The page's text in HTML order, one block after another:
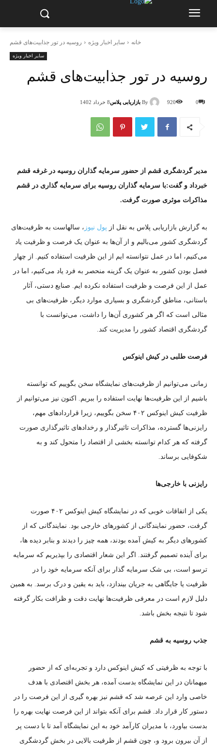
خانه سایر اخبار ویژه روسیه در تور جذابیت‌های قشم
سایر اخبار ویژه
روسیه در تور جذابیت‌های قشم
By بازاریابی پلاس8 خرداد 1402 0
920
مدیر گردشگری قشم از حضور سرمایه گذاران روسیه در غرفه قشم
خبرداد و گفت:با سرمایه گذاران روسیه برای سرمایه گذاری در قشم
مذاکرات موثری صورت گرفت.
به گزارش بازاریابی پلاس به نقل از پول نیوز ، سالهاست به ظرفیت‌های
گردشگری کشور می‌بالیم و از آن‌ها به عنوان یک فرصت و ظرفیت یاد
می‌کنیم، اما در عمل نتوانسته ایم از این ظرفیت استفاده کنیم. از چهار
فصل بودن کشور به عنوان یک گزینه منحصر به فرد یاد می‌کنیم، اما در
عمل از این فرصت و ظرفیت استفاده نکرده ایم. صنایع دستی، آثار
باستانی، مناطق گردشگری و بسیاری موارد دیگر، ظرفیت‌های بی
مثالی است که اگر هر کشوری آن‌ها را داشت، می‌توانست با
گردشگری اقتصاد کشور را مدیریت کند.
فرصت طلبی در کیش اینوکس
زمانی می‌توانیم از ظرفیت‌های نمایشگاه سخن بگوییم که توانسته
باشیم از این ظرفیت‌ها نهایت استفاده را ببریم. اکنون نیز می‌توانیم از
ظرفیت کیش اینوکس ۴۰۲ سخن بگوییم، زیرا قرارداد‌های مهم،
رایزنی‌ها گسترده، مذاکرات تاثیرگذار و رخداد‌های تاثیرگذاری صورت
گرفته که هر کدام توانسته بخشی از اقتصاد را متحول کند و به
شکوفایی برساند.
رایزنی با خارجی‌ها
یکی از اتفاقات خوبی که در نمایشگاه کیش اینوکس ۴۰۲ صورت
گرفت، حضور نمایندگانی از کشور‌های خارجی بود. نمایندگانی که از
کشور‌های دیگر به کیش آمده بودند، همه چیز را دیدند و بنابر دیده ها،
برای آینده تصمیم گرفتند. اگر این شعار اقتصادی را بپذیریم که سرمایه
ترسو است، بی شک سرمایه گذار برای آنکه سرمایه خود را در
ظرفیت یا جایگاهی به جریان بیندازد، باید به یقین و درک برسد. به همین
دلیل لازم است در معرفی ظرفیت‌ها نهایت دقت و ظرافت بکار گرفته
شود تا نتیجه بخش باشد.
جذب روسیه به قشم
با توجه به ظرفیتی که کیش اینوکس دارد و تجربه‌ای که از حضور
میهمانان در این نمایشگاه بدست آمده، هر بخش اقتصادی با هدف
خاصی وارد این عرصه شد که قشم نیز بهره گیری از این فرصت را در
دستور کار قرار داد. قشم برای آنکه بتواند از این فرصت نهایت بهره را
بدست بیاورد، با مدیران کارآمد خود به این نمایشگاه آمد تا با دست پر
از آن بیرون برود و، چون قشم از ظرفیت بالایی در بخش گردشگری